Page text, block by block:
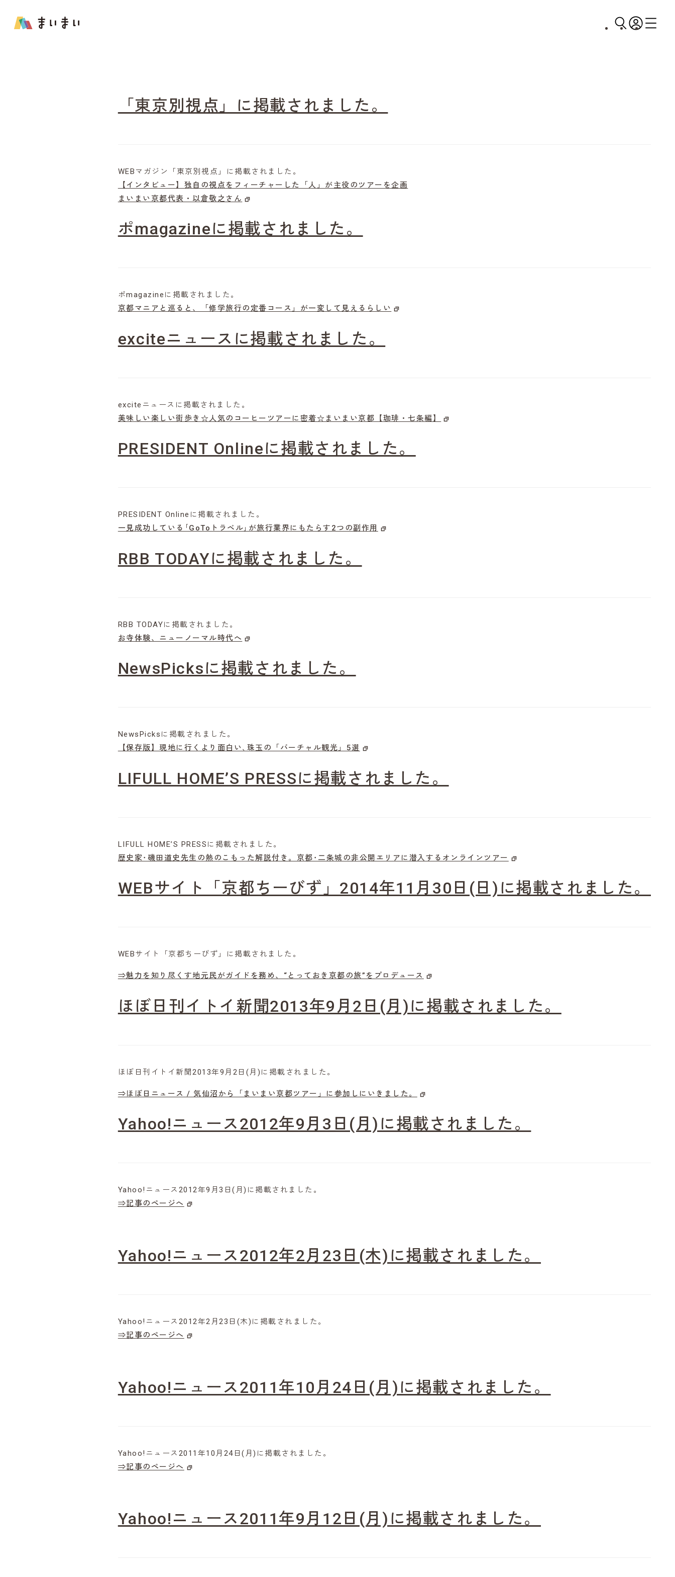
「東京別視点」に掲載されました。
WEBマガジン「東京別視点」に掲載されました。
【インタビュー】独自の視点をフィーチャーした「人」が主役のツアーを企画
まいまい京都代表・以倉敬之さん
ポmagazineに掲載されました。
ポmagazineに掲載されました。
京都マニアと巡ると、「修学旅行の定番コース」が一変して見えるらしい
exciteニュースに掲載されました。
exciteニュースに掲載されました。
美味しい楽しい街歩き☆人気のコーヒーツアーに密着☆まいまい京都【珈琲・七条編】
PRESIDENT Onlineに掲載されました。
PRESIDENT Onlineに掲載されました。
一見成功している｢GoToトラベル｣が旅行業界にもたらす2つの副作用
RBB TODAYに掲載されました。
RBB TODAYに掲載されました。
お寺体験、ニューノーマル時代へ
NewsPicksに掲載されました。
NewsPicksに掲載されました。
【保存版】現地に行くより面白い､珠玉の「バーチャル観光」5選
LIFULL HOME’S PRESSに掲載されました。
LIFULL HOME’S PRESSに掲載されました。
歴史家･磯田道史先生の熱のこもった解説付き。京都･二条城の非公開エリアに潜入するオンラインツアー
WEBサイト「京都ちーびず」2014年11月30日(日)に掲載されました。
WEBサイト「京都ちーびず」に掲載されました。
⇒魅力を知り尽くす地元民がガイドを務め、“とっておき京都の旅”をプロデュース
ほぼ日刊イトイ新聞2013年9月2日(月)に掲載されました。
ほぼ日刊イトイ新聞2013年9月2日(月)に掲載されました。
⇒ほぼ日ニュース / 気仙沼から「まいまい京都ツアー」に参加しにいきました。
Yahoo!ニュース2012年9月3日(月)に掲載されました。
Yahoo!ニュース2012年9月3日(月)に掲載されました。
⇒記事のページへ
Yahoo!ニュース2012年2月23日(木)に掲載されました。
Yahoo!ニュース2012年2月23日(木)に掲載されました。
⇒記事のページへ
Yahoo!ニュース2011年10月24日(月)に掲載されました。
Yahoo!ニュース2011年10月24日(月)に掲載されました。
⇒記事のページへ
Yahoo!ニュース2011年9月12日(月)に掲載されました。